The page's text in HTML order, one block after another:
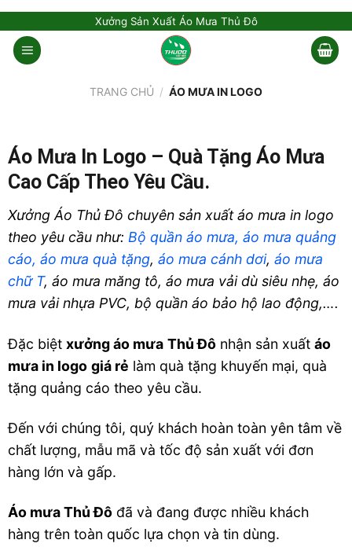
Skip
to
content
Xưởng Sản Xuất Áo Mưa Thủ Đô
TRANG CHỦ / ÁO MƯA IN LOGO
Áo Mưa In Logo – Quà Tặng Áo Mưa
Cao Cấp Theo Yêu Cầu.
Xưởng Áo Thủ Đô chuyên sản xuất áo mưa in logo
theo yêu cầu như: Bộ quần áo mưa, áo mưa quảng
cáo, áo mưa quà tặng, áo mưa cánh dơi, áo mưa
chữ T, áo mưa măng tô, áo mưa vải dù siêu nhẹ, áo
mưa vải nhựa PVC, bộ quần áo bảo hộ lao động,….
Đặc biệt xưởng áo mưa Thủ Đô nhận sản xuất áo
mưa in logo giá rẻ làm quà tặng khuyến mại, quà
tặng quảng cáo theo yêu cầu.
Đến với chúng tôi, quý khách hoàn toàn yên tâm về
chất lượng, mẫu mã và tốc độ sản xuất với đơn
hàng lớn và gấp.
Áo mưa Thủ Đô đã và đang được nhiều khách
hàng trên toàn quốc lựa chọn và tin dùng.